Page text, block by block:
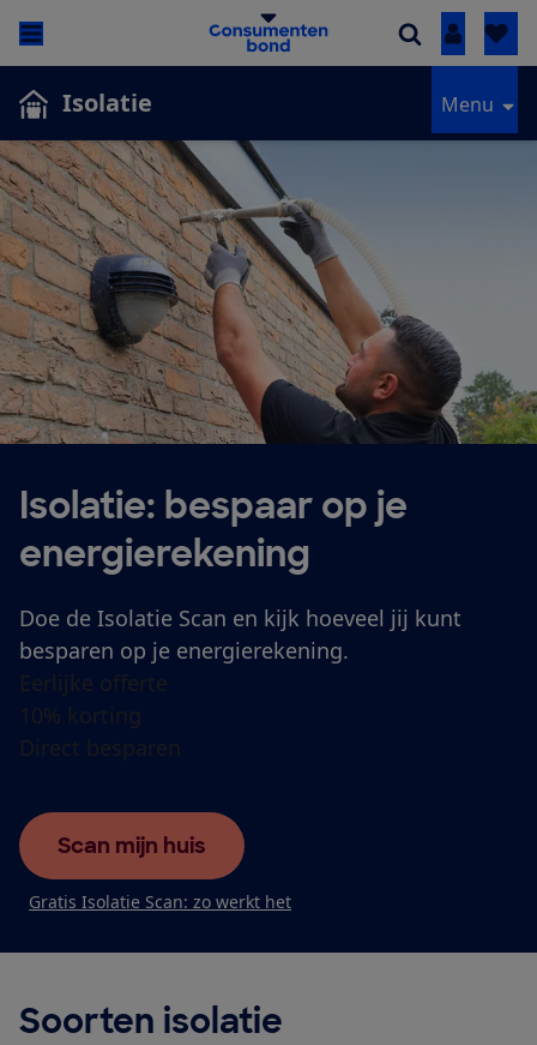
Inloggen
Isolatie Menu
Isolatie: bespaar op je
energierekening
Doe de Isolatie Scan en kijk hoeveel jij kunt
besparen op je energierekening.
Scan mijn huis
Gratis Isolatie Scan: zo werkt het
Soorten isolatie